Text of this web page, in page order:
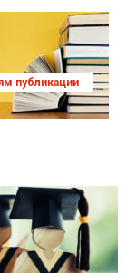
публикации